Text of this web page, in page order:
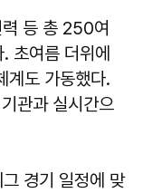
력 등 총 250여
초여름 더위에
계도 가동했다.
관과 실시간으
경기 일정에 맞